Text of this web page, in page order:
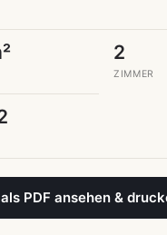
2
ZIMMER
PDF ansehen &